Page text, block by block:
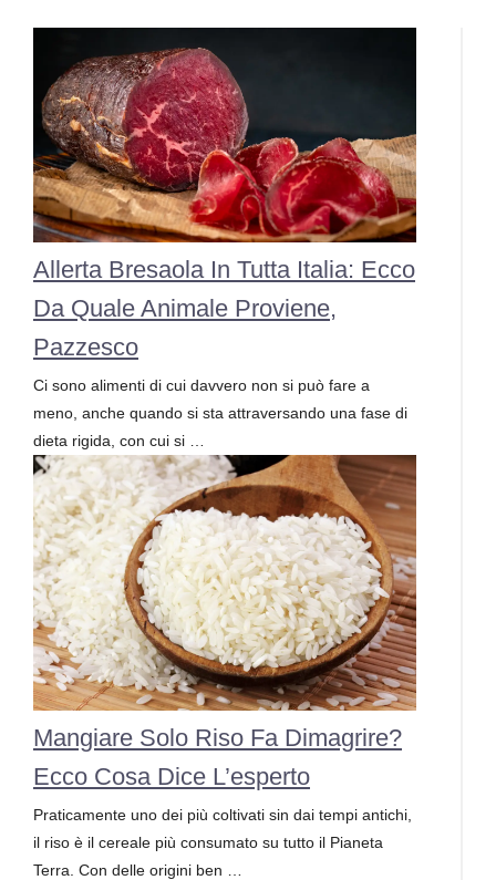
Allerta Bresaola In Tutta Italia: Ecco
Da Quale Animale Proviene,
Pazzesco
Ci sono alimenti di cui davvero non si può fare a
meno, anche quando si sta attraversando una fase di
dieta rigida, con cui si …
Mangiare Solo Riso Fa Dimagrire?
Ecco Cosa Dice L’esperto
Praticamente uno dei più coltivati sin dai tempi antichi,
il riso è il cereale più consumato su tutto il Pianeta
Terra. Con delle origini ben …